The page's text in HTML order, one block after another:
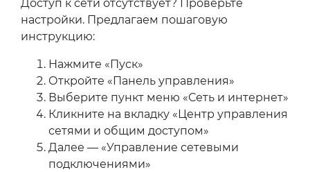
Доступ к сети отсутствует? Проверьте
настройки. Предлагаем пошаговую
инструкцию:
Нажмите «Пуск»
Откройте «Панель управления»
Выберите пункт меню «Сеть и интернет»
Кликните на вкладку «Центр управления
сетями и общим доступом»
Далее — «Управление сетевыми
подключениями»